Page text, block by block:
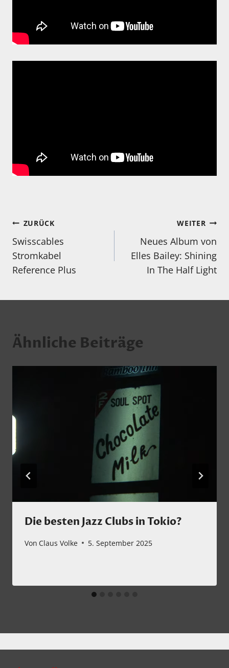
Beitragsnavigation
ZURÜCK
Swisscables
Stromkabel
Reference Plus
WEITER
Neues Album von
Elles Bailey: Shining
In The Half Light
Ähnliche Beiträge
Die besten Jazz Clubs in Tokio?
Von Claus Volke 5. September 2025